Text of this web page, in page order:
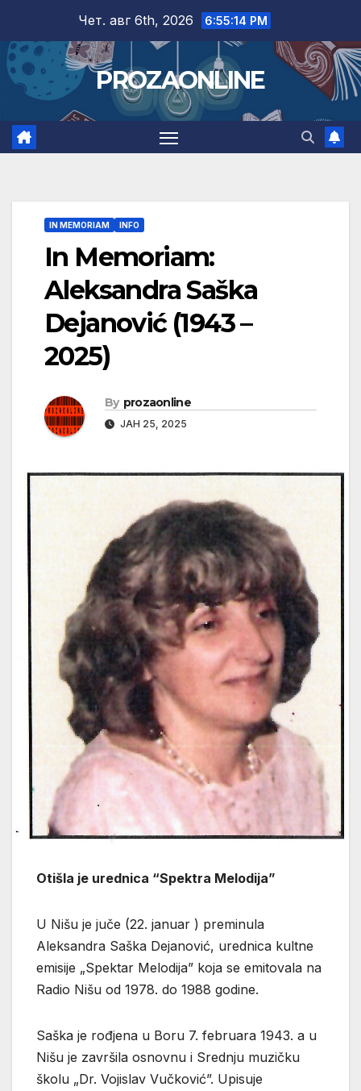
content
Чет. авг 6th, 2026 6:55:15 PM
PROZAONLINE
IN MEMORIAM INFO
In Memoriam:
Aleksandra Saška
Dejanović (1943 –
2025)
By prozaonline
ЈАН 25, 2025
Otišla je urednica “Spektra Melodija”
U Nišu je juče (22. januar ) preminula
Aleksandra Saška Dejanović, urednica kultne
emisije „Spektar Melodija” koja se emitovala na
Radio Nišu od 1978. do 1988 godine.
Saška je rođjena u Boru 7. februara 1943. a u
Nišu je završila osnovnu i Srednju muzičku
školu „Dr. Vojislav Vučković”. Upisuje